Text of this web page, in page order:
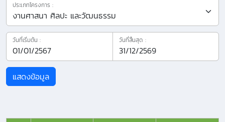
ประเภทโครงการ :
วันที่เริ่มต้น : วันที่สิ้นสุด :